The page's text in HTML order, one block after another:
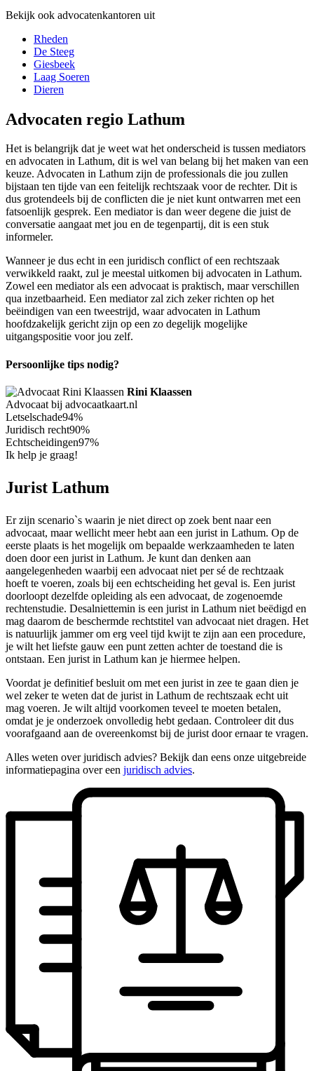
Bekijk ook advocatenkantoren uit
Rheden
De Steeg
Giesbeek
Laag Soeren
Dieren
Advocaten regio Lathum
Het is belangrijk dat je weet wat het onderscheid is tussen mediators
en advocaten in Lathum, dit is wel van belang bij het maken van een
keuze. Advocaten in Lathum zijn de professionals die jou zullen
bijstaan ten tijde van een feitelijk rechtszaak voor de rechter. Dit is
dus grotendeels bij de conflicten die je niet kunt ontwarren met een
fatsoenlijk gesprek. Een mediator is dan weer degene die juist de
conversatie aangaat met jou en de tegenpartij, dit is een stuk
informeler.
Wanneer je dus echt in een juridisch conflict of een rechtszaak
verwikkeld raakt, zul je meestal uitkomen bij advocaten in Lathum.
Zowel een mediator als een advocaat is praktisch, maar verschillen
qua inzetbaarheid. Een mediator zal zich zeker richten op het
beëindigen van een tweestrijd, waar advocaten in Lathum
hoofdzakelijk gericht zijn op een zo degelijk mogelijke
uitgangspositie voor jou zelf.
Persoonlijke tips nodig?
Rini Klaassen
Advocaat bij advocaatkaart.nl
Letselschade94%
Juridisch recht90%
Echtscheidingen97%
Ik help je graag!
Jurist Lathum
Er zijn scenario`s waarin je niet direct op zoek bent naar een
advocaat, maar wellicht meer hebt aan een jurist in Lathum. Op de
eerste plaats is het mogelijk om bepaalde werkzaamheden te laten
doen door een jurist in Lathum. Je kunt dan denken aan
aangelegenheden waarbij een advocaat niet per sé de rechtzaak
hoeft te voeren, zoals bij een echtscheiding het geval is. Een jurist
doorloopt dezelfde opleiding als een advocaat, de zogenoemde
rechtenstudie. Desalniettemin is een jurist in Lathum niet beëdigd en
mag daarom de beschermde rechtstitel van advocaat niet dragen. Het
is natuurlijk jammer om erg veel tijd kwijt te zijn aan een procedure,
je wilt het liefste gauw een punt zetten achter de toestand die is
ontstaan. Een jurist in Lathum kan je hiermee helpen.
Voordat je definitief besluit om met een jurist in zee te gaan dien je
wel zeker te weten dat de jurist in Lathum de rechtszaak echt uit
mag voeren. Je wilt altijd voorkomen teveel te moeten betalen,
omdat je je onderzoek onvolledig hebt gedaan. Controleer dit dus
voorafgaand aan de overeenkomst bij de jurist door ernaar te vragen.
Alles weten over juridisch advies? Bekijk dan eens onze uitgebreide
informatiepagina over een juridisch advies.